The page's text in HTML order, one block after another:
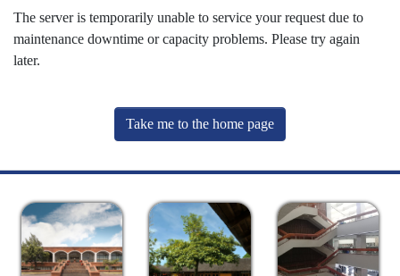
The server is temporarily unable to service your request due to
maintenance downtime or capacity problems. Please try again
later.
Take me to the home page